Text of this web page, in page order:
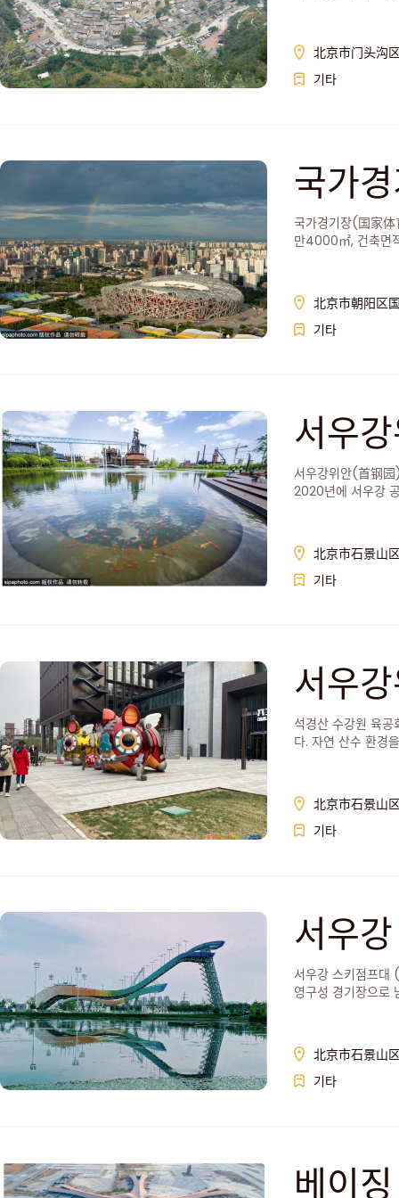
北京市门头沟
기타
국가
국가경기장(国家体
만4000㎡, 건축면
北京市朝阳区
기타
서우
서우강위안(首钢园
2020년에 서우강
北京市石景山
기타
서우
석경산 수강원 육
다. 자연 산수 환경
北京市石景山
기타
서우
서우강 스키점프대
영구성 경기장으로
北京市石景山
기타
베이